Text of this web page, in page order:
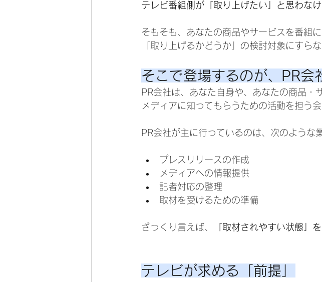
テレビ番組側が「取り上げたい」と思わな
そもそも、あなたの商品やサービスを番組
「取り上げるかどうか」の検討対象にすらな
そこで登場するのが、PR会
PR会社は、あなた自身や、あなたの商品・
メディアに知ってもらうための活動を担う会
PR会社が主に行っているのは、次のような
プレスリリースの作成
メディアへの情報提供
記者対応の整理
取材を受けるための準備
ざっくり言えば、 「取材されやすい状態」
テレビが求める「前提」